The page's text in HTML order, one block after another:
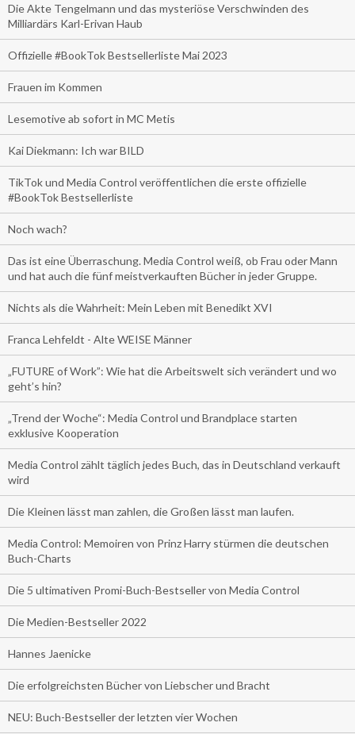
Die Akte Tengelmann und das mysteriöse Verschwinden des
Milliardärs Karl-Erivan Haub
Offizielle #BookTok Bestsellerliste Mai 2023
Frauen im Kommen
Lesemotive ab sofort in MC Metis
Kai Diekmann: Ich war BILD
TikTok und Media Control veröffentlichen die erste offizielle
#BookTok Bestsellerliste
Noch wach?
Das ist eine Überraschung. Media Control weiß, ob Frau oder Mann
und hat auch die fünf meistverkauften Bücher in jeder Gruppe.
Nichts als die Wahrheit: Mein Leben mit Benedikt XVI
Franca Lehfeldt - Alte WEISE Männer
„FUTURE of Work”: Wie hat die Arbeitswelt sich verändert und wo
geht’s hin?
„Trend der Woche“: Media Control und Brandplace starten
exklusive Kooperation
Media Control zählt täglich jedes Buch, das in Deutschland verkauft
wird
Die Kleinen lässt man zahlen, die Großen lässt man laufen.
Media Control: Memoiren von Prinz Harry stürmen die deutschen
Buch-Charts
Die 5 ultimativen Promi-Buch-Bestseller von Media Control
Die Medien-Bestseller 2022
Hannes Jaenicke
Die erfolgreichsten Bücher von Liebscher und Bracht
NEU: Buch-Bestseller der letzten vier Wochen